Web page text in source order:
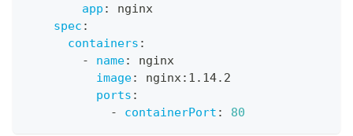
app :
nginx
spec :
containers :
-
name:
nginx
image: nginx: 1.14.2
ports :
-
containerPort : 80